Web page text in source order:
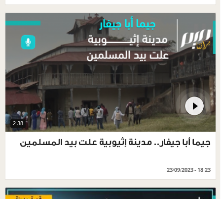
2.38
جيما أبا جيفار.. مدينة إثيوبية علت بيد المسلمين
23/09/2023 - 18:23